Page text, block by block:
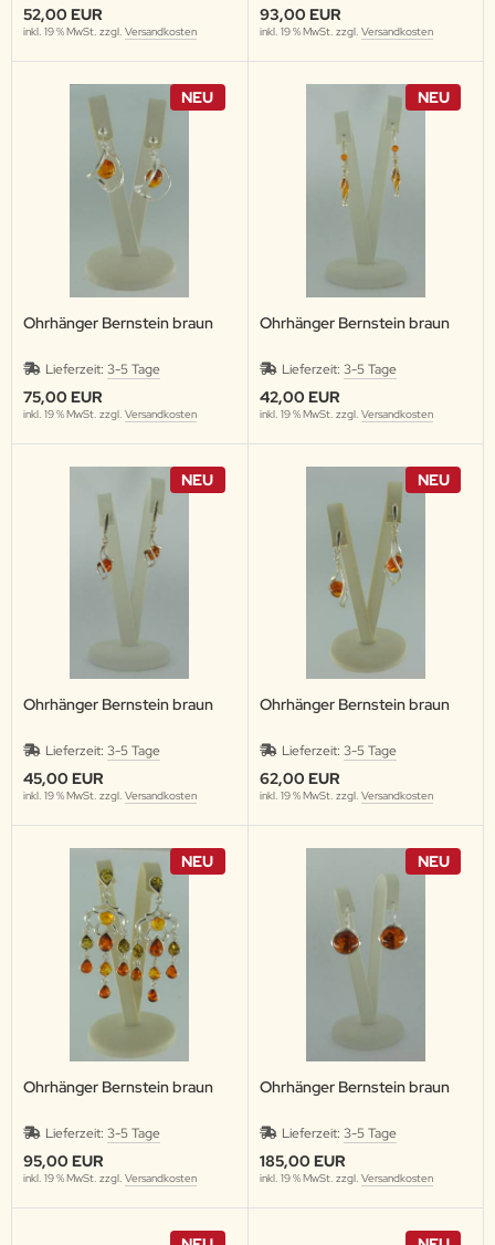
52,00 EUR
inkl. 19 % MwSt. zzgl. Versandkosten
93,00 EUR
inkl. 19 % MwSt. zzgl. Versandkosten
NEU
Ohrhänger Bernstein braun
Lieferzeit: 3-5 Tage
75,00 EUR
inkl. 19 % MwSt. zzgl. Versandkosten
NEU
Ohrhänger Bernstein braun
Lieferzeit: 3-5 Tage
42,00 EUR
inkl. 19 % MwSt. zzgl. Versandkosten
NEU
Ohrhänger Bernstein braun
Lieferzeit: 3-5 Tage
45,00 EUR
inkl. 19 % MwSt. zzgl. Versandkosten
NEU
Ohrhänger Bernstein braun
Lieferzeit: 3-5 Tage
62,00 EUR
inkl. 19 % MwSt. zzgl. Versandkosten
NEU
Ohrhänger Bernstein braun
Lieferzeit: 3-5 Tage
95,00 EUR
inkl. 19 % MwSt. zzgl. Versandkosten
NEU
Ohrhänger Bernstein braun
Lieferzeit: 3-5 Tage
185,00 EUR
inkl. 19 % MwSt. zzgl. Versandkosten